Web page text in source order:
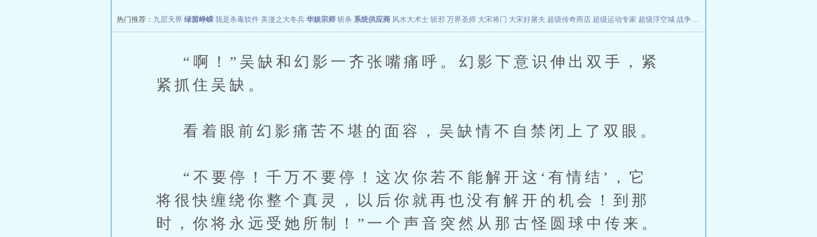
热门推荐： 九层天界 绿茵峥嵘 我是杀毒软件 美漫之大冬兵 华娱宗师 斩杀 系统供应商 风水大术士 斩邪 万界圣师 大宋将门 大宋好屠夫 超级传奇商店 超级运动专家 超级浮空城 战争天堂
“啊！”吴缺和幻影一齐张嘴痛呼。幻影下意识伸出双手，紧
紧抓住吴缺。
看着眼前幻影痛苦不堪的面容，吴缺情不自禁闭上了双眼。
“不要停！千万不要停！这次你若不能解开这‘有情结’，它
将很快缠绕你整个真灵，以后你就再也没有解开的机会！到那
时，你将永远受她所制！”一个声音突然从那古怪圆球中传来。